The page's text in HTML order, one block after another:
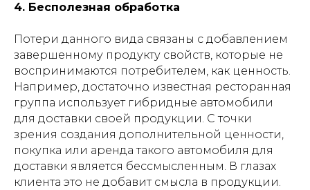
4. Бесполезная обработка
Потери данного вида связаны с добавлением
завершенному продукту свойств, которые не
воспринимаются потребителем, как ценность.
Например, достаточно известная ресторанная
группа использует гибридные автомобили
для доставки своей продукции. С точки
зрения создания дополнительной ценности,
покупка или аренда такого автомобиля для
доставки является бессмысленным. В глазах
клиента это не добавит смысла в продукции.